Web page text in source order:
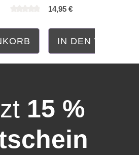
14,95 €
IN DEN
15 %